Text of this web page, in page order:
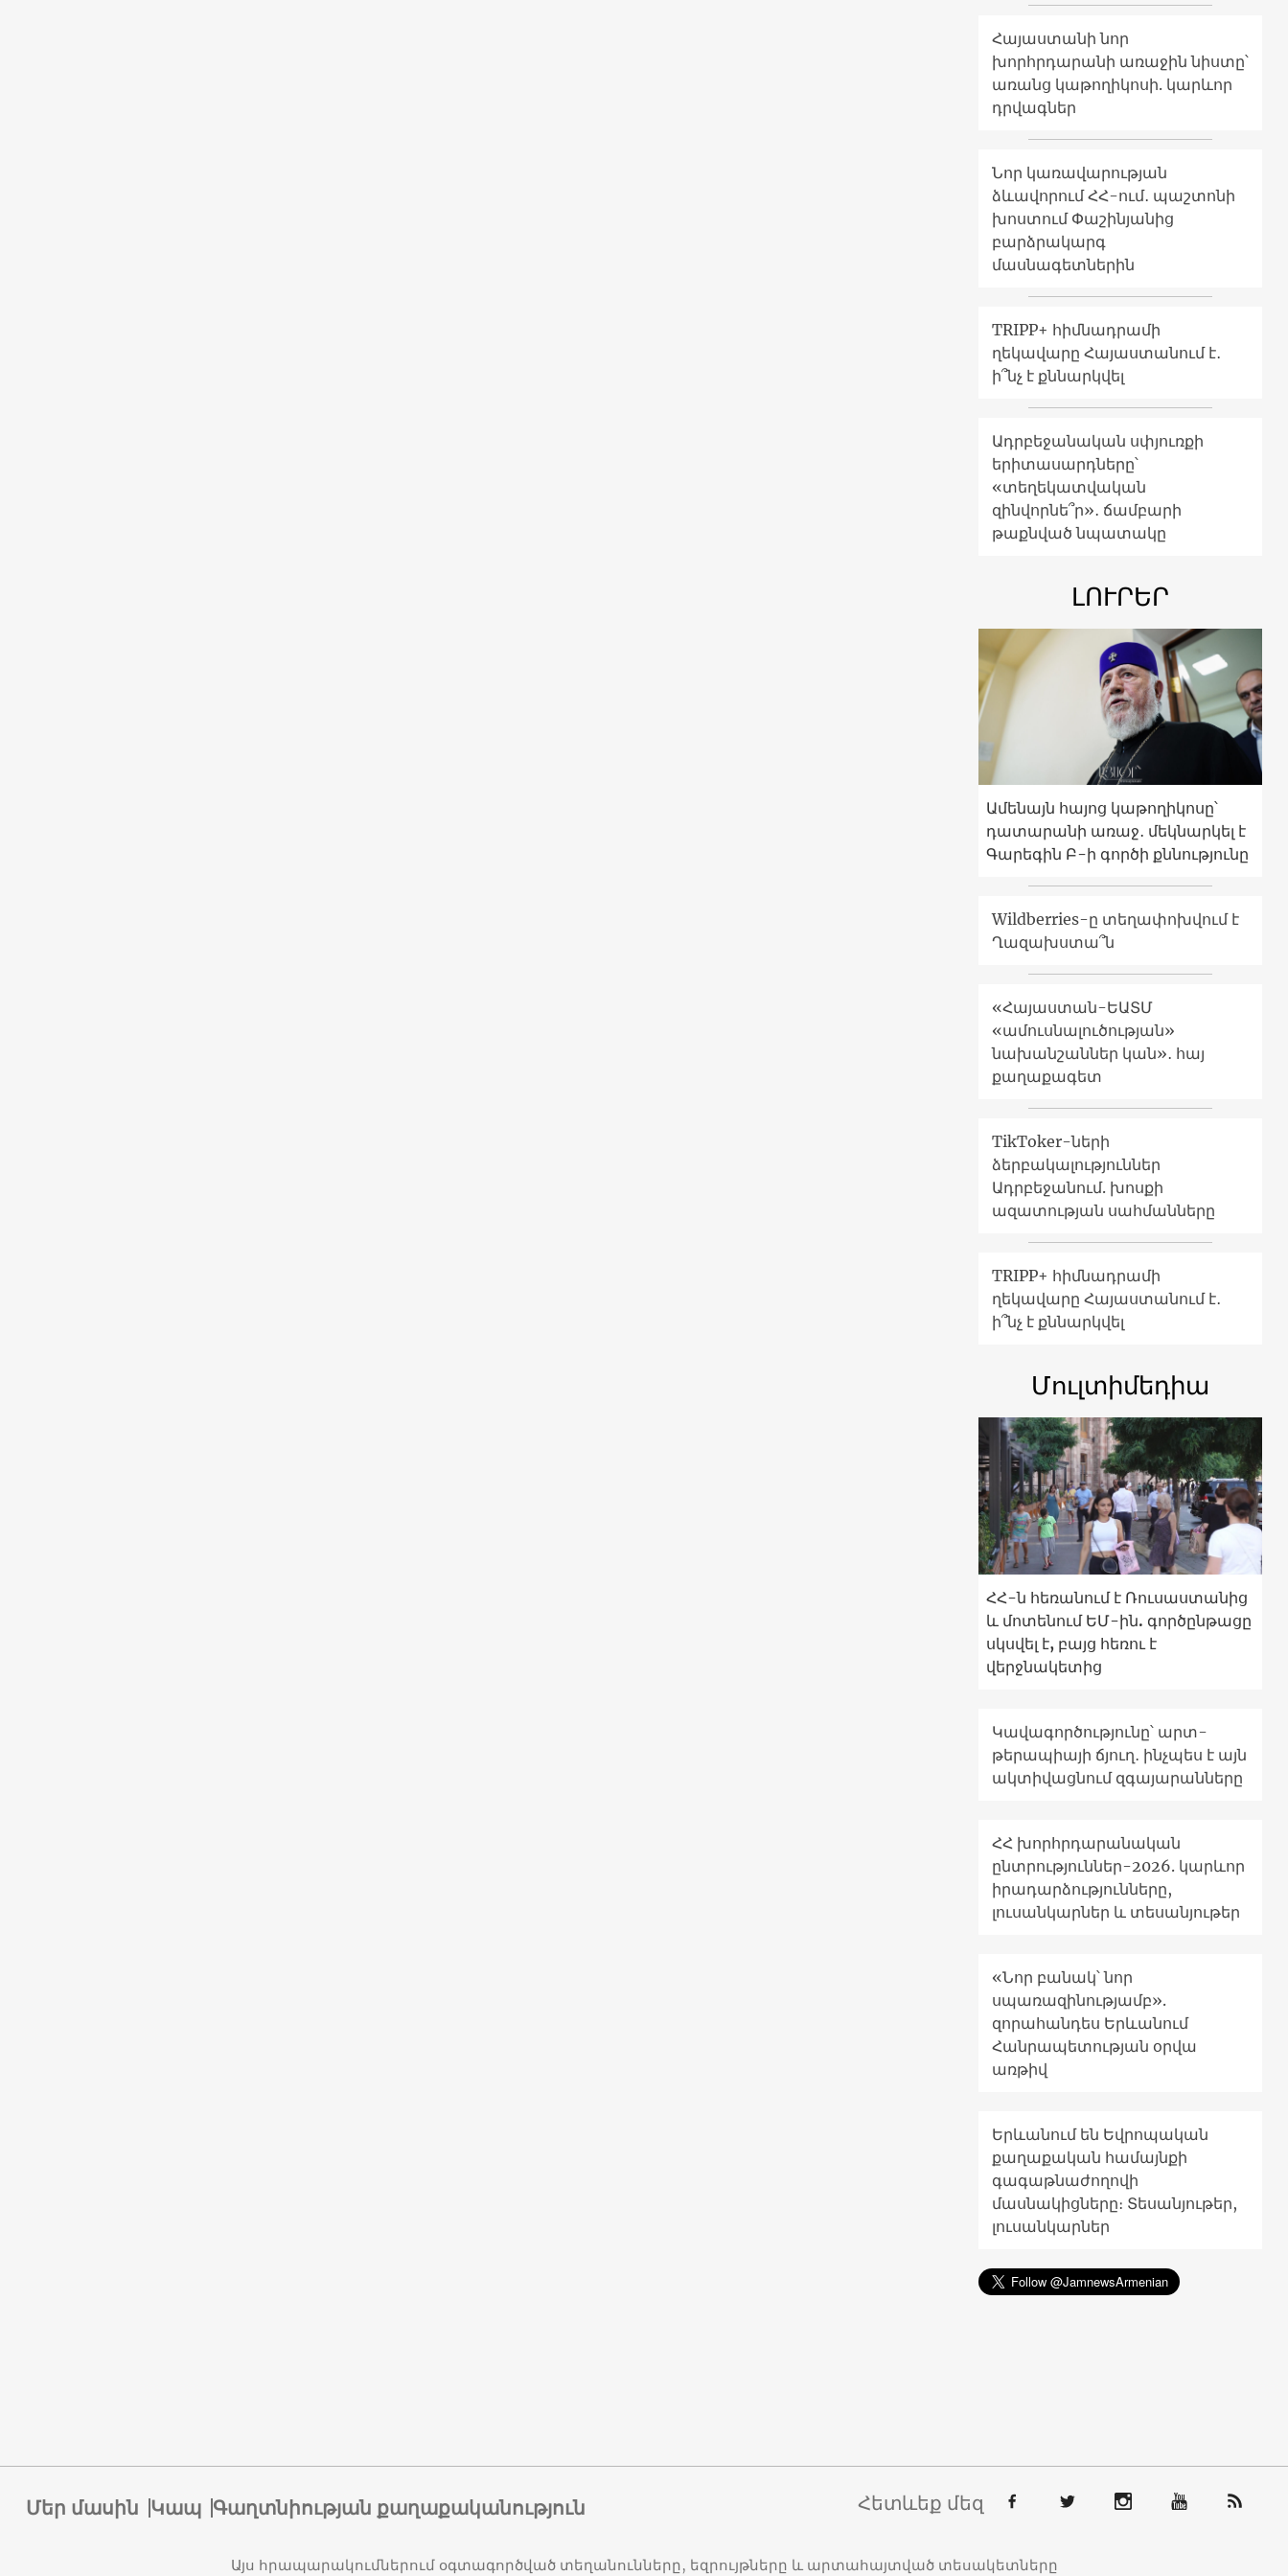
Հայաստանի նոր
խորհրդարանի առաջին նիստը՝
առանց կաթողիկոսի. կարևոր
դրվագներ
Նոր կառավարության
ձևավորում ՀՀ-ում․ պաշտոնի
խոստում Փաշինյանից
բարձրակարգ
մասնագետներին
TRIPP+ հիմնադրամի
ղեկավարը Հայաստանում է․
ի՞նչ է քննարկվել
Ադրբեջանական սփյուռքի
երիտասարդները՝
«տեղեկատվական
զինվորնե՞ր»․ ճամբարի
թաքնված նպատակը
ԼՈՒՐԵՐ
Ամենայն հայոց կաթողիկոսը՝
դատարանի առաջ․ մեկնարկել է
Գարեգին Բ-ի գործի քննությունը
Wildberries-ը տեղափոխվում է
Ղազախստա՞ն
«Հայաստան-ԵԱՏՄ
«ամուսնալուծության»
նախանշաններ կան»․ հայ
քաղաքագետ
TikToker-ների
ձերբակալություններ
Ադրբեջանում. խոսքի
ազատության սահմանները
TRIPP+ հիմնադրամի
ղեկավարը Հայաստանում է․
ի՞նչ է քննարկվել
Մուլտիմեդիա
ՀՀ-ն հեռանում է Ռուսաստանից
և մոտենում ԵՄ-ին. գործընթացը
սկսվել է, բայց հեռու է
վերջնակետից
Կավագործությունը՝ արտ-
թերապիայի ճյուղ․ ինչպես է այն
ակտիվացնում զգայարանները
ՀՀ խորհրդարանական
ընտրություններ-2026. կարևոր
իրադարձությունները,
լուսանկարներ և տեսանյութեր
«Նոր բանակ՝ նոր
սպառազինությամբ».
զորահանդես Երևանում
Հանրապետության օրվա
առթիվ
Երևանում են Եվրոպական
քաղաքական համայնքի
գագաթնաժողովի
մասնակիցները։ Տեսանյութեր,
լուսանկարներ
Մեր մասին Կապ Գաղտնիության քաղաքականություն Հետևեք մեզ
Այս հրապարակումներում օգտագործված տեղանունները, եզրույթները և արտահայտված տեսակետները